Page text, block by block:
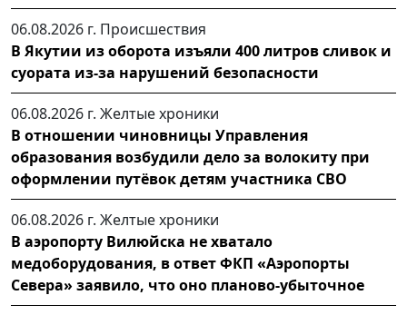
06.08.2026 г. Происшествия
В Якутии из оборота изъяли 400 литров сливок и
суората из-за нарушений безопасности
06.08.2026 г. Желтые хроники
В отношении чиновницы Управления
образования возбудили дело за волокиту при
оформлении путёвок детям участника СВО
06.08.2026 г. Желтые хроники
В аэропорту Вилюйска не хватало
медоборудования, в ответ ФКП «Аэропорты
Севера» заявило, что оно планово-убыточное